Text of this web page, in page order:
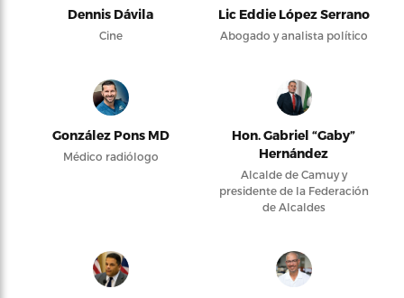
Dennis Dávila
Cine
Lic Eddie López Serrano
Abogado y analista político
González Pons MD
Médico radiólogo
Hon. Gabriel “Gaby”
Hernández
Alcalde de Camuy y
presidente de la Federación
de Alcaldes